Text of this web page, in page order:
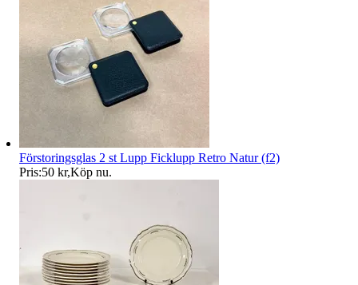
Förstoringsglas 2 st Lupp Ficklupp Retro Natur (f2)
Pris:50 kr,Köp nu.